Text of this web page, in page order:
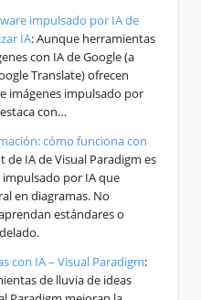
impulsado por IA de
IA: Aunque herramientas
con IA de Google (a
Translate) ofrecen
imágenes impulsado por
con…
cómo funciona con
de IA de Visual Paradigm es
por IA que
en diagramas. No
estándares o
con IA – Visual Paradigm:
de lluvia de ideas